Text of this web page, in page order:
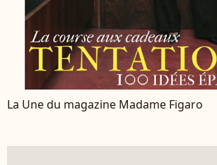
La Une du magazine Madame Figaro